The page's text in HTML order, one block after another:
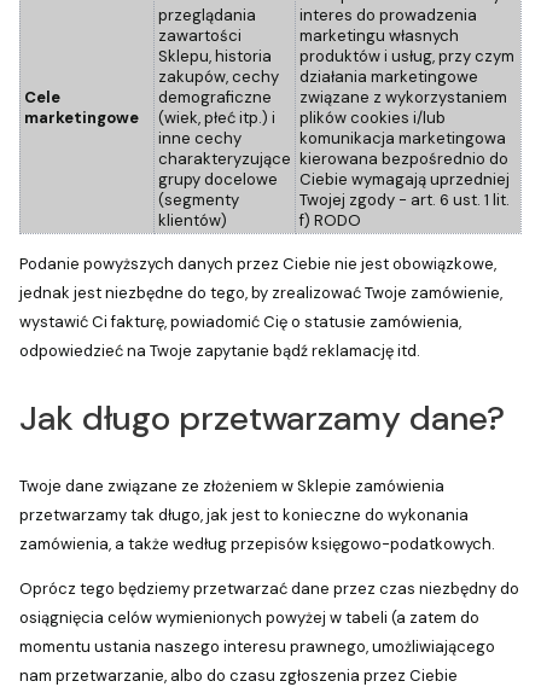
Cele
marketingowe
przeglądania
zawartości
Sklepu, historia
zakupów, cechy
demograficzne
(wiek, płeć itp.) i
inne cechy
charakteryzujące
grupy docelowe
(segmenty
klientów)
interes do prowadzenia
marketingu własnych
produktów i usług, przy czym
działania marketingowe
związane z wykorzystaniem
plików cookies i/lub
komunikacja marketingowa
kierowana bezpośrednio do
Ciebie wymagają uprzedniej
Twojej zgody - art. 6 ust. 1 lit.
f) RODO
Podanie powyższych danych przez Ciebie nie jest obowiązkowe,
jednak jest niezbędne do tego, by zrealizować Twoje zamówienie,
wystawić Ci fakturę, powiadomić Cię o statusie zamówienia,
odpowiedzieć na Twoje zapytanie bądź reklamację itd.
Jak długo przetwarzamy dane?
Twoje dane związane ze złożeniem w Sklepie zamówienia
przetwarzamy tak długo, jak jest to konieczne do wykonania
zamówienia, a także według przepisów księgowo-podatkowych.
Oprócz tego będziemy przetwarzać dane przez czas niezbędny do
osiągnięcia celów wymienionych powyżej w tabeli (a zatem do
momentu ustania naszego interesu prawnego, umożliwiającego
nam przetwarzanie, albo do czasu zgłoszenia przez Ciebie